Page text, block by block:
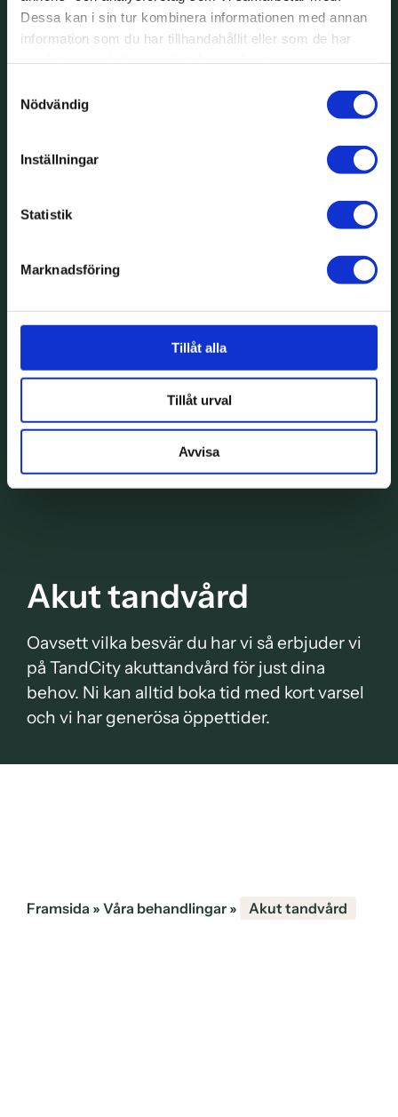
Dessa kan i sin tur kombinera informationen med annan
information som du har tillhandahållit eller som de har
Nödvändig
Inställningar
Statistik
Marknadsföring
Tillåt alla
Tillåt urval
Avvisa
Akut tandvård
Oavsett vilka besvär du har vi så erbjuder vi
på TandCity akuttandvård för just dina
behov. Ni kan alltid boka tid med kort varsel
och vi har generösa öppettider.
Framsida » Våra behandlingar» Akut tandvård